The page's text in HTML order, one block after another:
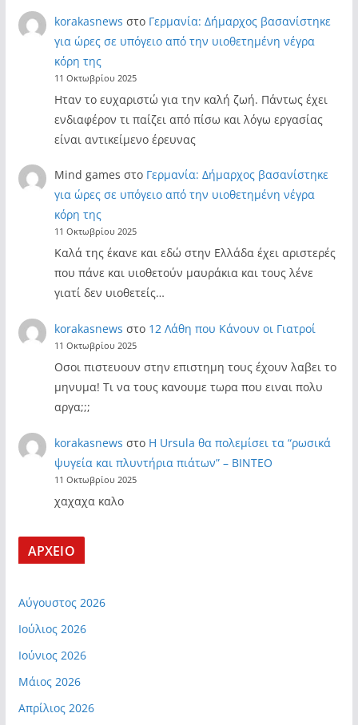
korakasnews στο Γερμανία: Δήμαρχος βασανίστηκε
για ώρες σε υπόγειο από την υιοθετημένη νέγρα
κόρη της
11 Οκτωβρίου 2025
Ηταν το ευχαριστώ για την καλή ζωή. Πάντως έχει
ενδιαφέρον τι παίζει από πίσω και λόγω εργασίας
είναι αντικείμενο έρευνας
Mind games στο Γερμανία: Δήμαρχος βασανίστηκε
για ώρες σε υπόγειο από την υιοθετημένη νέγρα
κόρη της
11 Οκτωβρίου 2025
Καλά της έκανε και εδώ στην Ελλάδα έχει αριστερές
που πάνε και υιοθετούν μαυράκια και τους λένε
γιατί δεν υιοθετείς…
korakasnews στο 12 Λάθη που Κάνουν οι Γιατροί
11 Οκτωβρίου 2025
Οσοι πιστευουν στην επιστημη τους έχουν λαβει το
μηνυμα! Τι να τους κανουμε τωρα που ειναι πολυ
αργα;;;
korakasnews στο Η Ursula θα πολεμίσει τα “ρωσικά
ψυγεία και πλυντήρια πιάτων” – ΒΙΝΤΕΟ
11 Οκτωβρίου 2025
χαχαχα καλο
ΑΡΧΕΙΟ
Αύγουστος 2026
Ιούλιος 2026
Ιούνιος 2026
Μάιος 2026
Απρίλιος 2026